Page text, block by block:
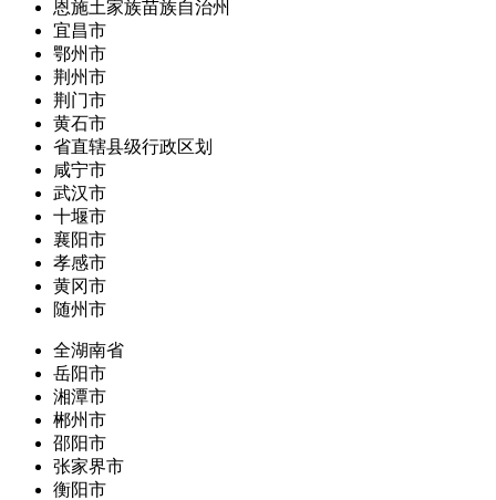
恩施土家族苗族自治州
宜昌市
鄂州市
荆州市
荆门市
黄石市
省直辖县级行政区划
咸宁市
武汉市
十堰市
襄阳市
孝感市
黄冈市
随州市
全湖南省
岳阳市
湘潭市
郴州市
邵阳市
张家界市
衡阳市